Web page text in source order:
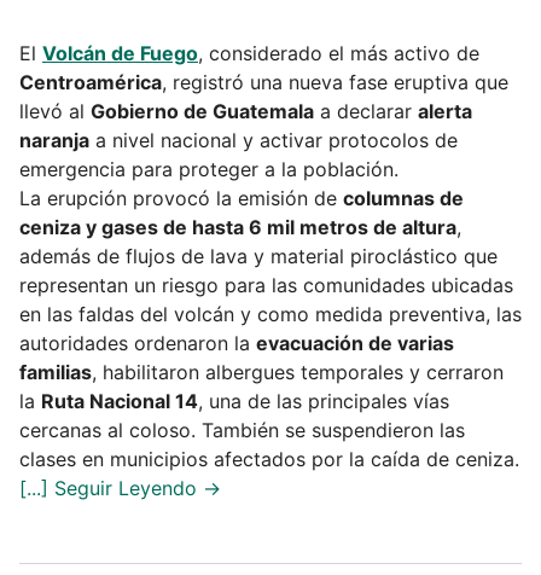
El Volcán de Fuego, considerado el más activo de
Centroamérica, registró una nueva fase eruptiva que
llevó al Gobierno de Guatemala a declarar alerta
naranja a nivel nacional y activar protocolos de
emergencia para proteger a la población.
La erupción provocó la emisión de columnas de
ceniza y gases de hasta 6 mil metros de altura,
además de flujos de lava y material piroclástico que
representan un riesgo para las comunidades ubicadas
en las faldas del volcán y como medida preventiva, las
autoridades ordenaron la evacuación de varias
familias, habilitaron albergues temporales y cerraron
la Ruta Nacional 14, una de las principales vías
cercanas al coloso. También se suspendieron las
clases en municipios afectados por la caída de ceniza.